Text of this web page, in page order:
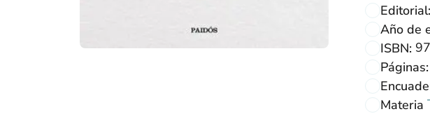
Editorial:
Año de
ISBN:
Páginas:
Materia